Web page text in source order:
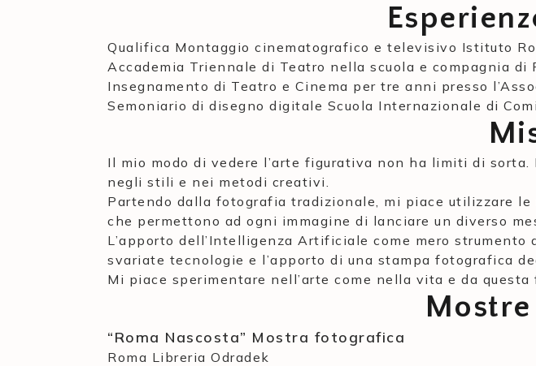
Qualifica Montaggio cinematografico e televisivo Istituto
Accademia Triennale di Teatro nella scuola e compagnia di
Insegnamento di Teatro e Cinema per tre anni presso
Semoniario di disegno digitale Scuola Internazionale di
Il mio modo di vedere l’arte figurativa non ha limiti di
negli stili e nei metodi creativi.
Partendo dalla fotografia tradizionale, mi piace utilizzare
che permettono ad ogni immagine di lanciare un diverso
L’apporto dell’Intelligenza Artificiale come mero
svariate tecnologie e l’apporto di una stampa fotografica
Mi piace sperimentare nell’arte come nella vita e da
“Roma Nascosta” Mostra fotografica
Roma Libreria Odradek